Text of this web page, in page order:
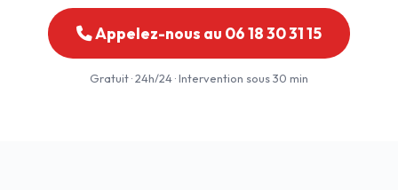
Appelez-nous au 06 18 30 31 15
Gratuit · 24h/24 · Intervention sous 30 min